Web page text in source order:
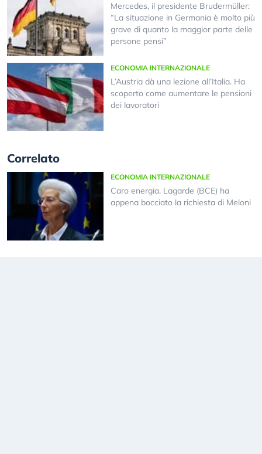
Mercedes, il presidente Brudermüller:
“La situazione in Germania è molto più
grave di quanto la maggior parte delle
persone pensi”
ECONOMIA INTERNAZIONALE
L’Austria dà una lezione all’Italia. Ha
scoperto come aumentare le pensioni
dei lavoratori
Correlato
ECONOMIA INTERNAZIONALE
Caro energia, Lagarde (BCE) ha
appena bocciato la richiesta di Meloni